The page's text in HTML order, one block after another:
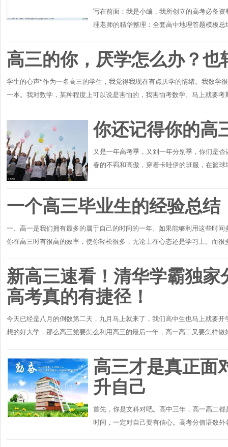
写在前面：我是小编，我所创立的高考必备
理老师的精华整理：全套高中地理答题模板
高三的你，厌学怎么办？也
学生的心声“作为一名高三的学生，我觉得我现在有点厌学的情绪。我数
一本。我对数学，某种程度上可以说是害怕的，我害怕考数学。马上就要
你还记得你的高
又是一年高考季，又到一年分别季，你们是
春的不羁和高傲，穿着卡哇伊的班服，在篮
一个高三毕业生的经验总
一、高一是我们拥有最多的属于自己的时间的一年。如果能够利用这些时
你在高三时有很高的效率，使你轻松很多，无论上在心态还是学习上。而
新高三速看！清华学霸独家
高考真的有捷径！
今天已经是八月的倒数第二天，九月马上就来了，我们高中生也马上就要
想的好大学，那么高三党要怎么利用高三的最后一年，高一高二又要怎样
高三才是真正面
升自己
首先，你是文科对吧。高中三年，高一高二
时间，一定对自己要有信心。高考分值语数